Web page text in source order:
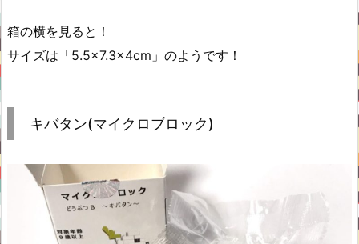
箱の横を見ると！
サイズは「5.5×7.3×4cm」のようです！
キバタン(マイクロブロック)